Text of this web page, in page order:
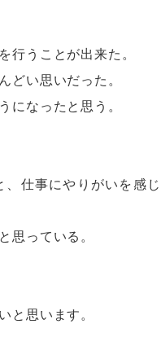
行うことが出来た。
どい思いだった。
になったと思う。
仕事にやりがいを感じ
思っている。
と思います。